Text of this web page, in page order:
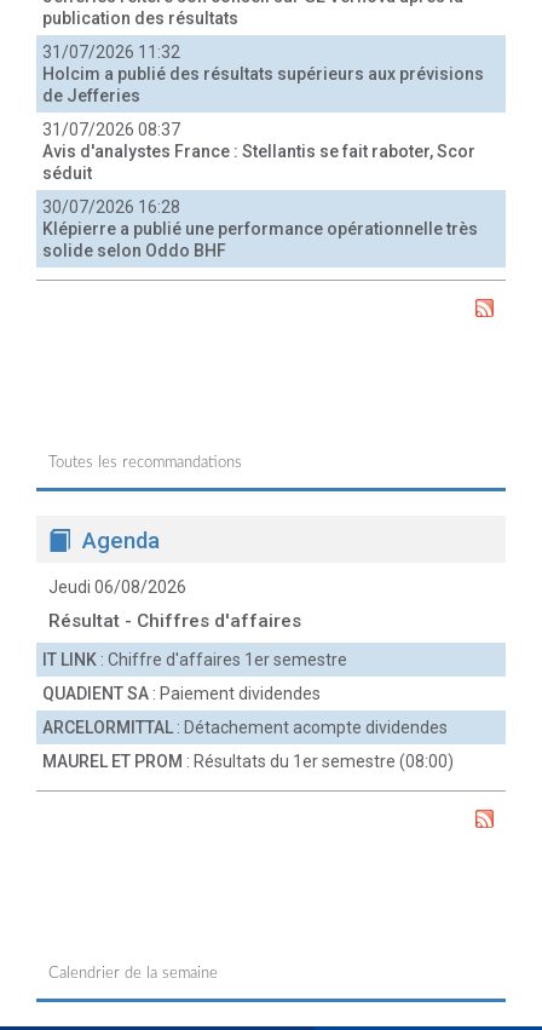
publication des résultats
31/07/2026 11:32
Holcim a publié des résultats supérieurs aux prévisions
de Jefferies
31/07/2026 08:37
Avis d'analystes France : Stellantis se fait raboter, Scor
séduit
30/07/2026 16:28
Klépierre a publié une performance opérationnelle très
solide selon Oddo BHF
Toutes les recommandations
Agenda
Jeudi 06/08/2026
Résultat - Chiffres d'affaires
IT LINK : Chiffre d'affaires 1er semestre
QUADIENT SA : Paiement dividendes
ARCELORMITTAL : Détachement acompte dividendes
MAUREL ET PROM : Résultats du 1er semestre (08:00)
Calendrier de la semaine